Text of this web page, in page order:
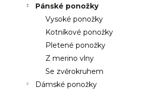
Pánské ponožky
Vysoké ponožky
Kotníkové ponožky
Pletené ponožky
Z merino vlny
Se zvěrokruhem
Dámské ponožky